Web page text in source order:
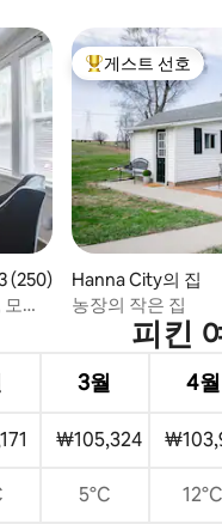
점(5점 만점), 후기 250개
(250)
든
상위 게스트 선호
게스트 선호
Hanna City의 집
농장의 작은 집
피킨
3월 4월
₩105,324
5°C 12°C